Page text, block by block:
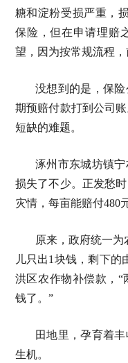
糖和淀粉受损严重，
保险，但在申请理赔
望，因为按常规流程，
没想到的是，保
期预赔付款打到公司
短缺的难题。
涿州市东城坊镇
损失了不少。正发愁
灾情，每亩能赔付480
原来，政府统一为
儿只出1块钱，剩下的
洪区农作物补偿款，
钱了。”
田地里，孕育着
生机。